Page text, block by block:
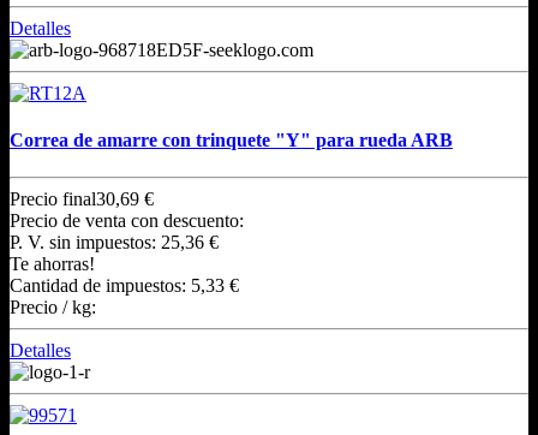
Detalles
Correa de amarre con trinquete "Y" para rueda ARB
Precio final30,69 €
Precio de venta con descuento:
P. V. sin impuestos: 25,36 €
Te ahorras!
Cantidad de impuestos: 5,33 €
Precio / kg:
Detalles